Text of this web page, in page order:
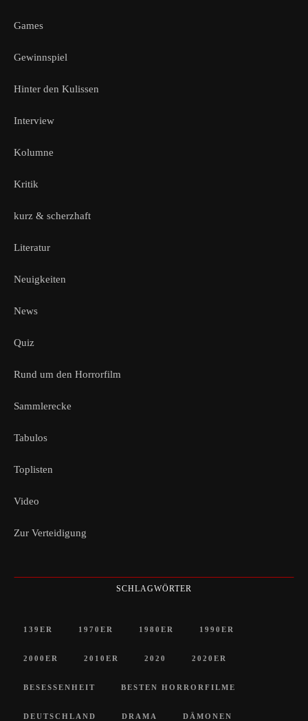
Games
Gewinnspiel
Hinter den Kulissen
Interview
Kolumne
Kritik
kurz & scherzhaft
Literatur
Neuigkeiten
News
Quiz
Rund um den Horrorfilm
Sammlerecke
Tabulos
Toplisten
Video
Zur Verteidigung
SCHLAGWÖRTER
139ER 1970ER 1980ER 1990ER
2000ER 2010ER 2020 2020ER
BESESSENHEIT BESTEN HORRORFILME
DEUTSCHLAND DRAMA DÄMONEN